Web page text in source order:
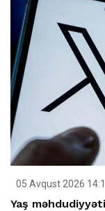
05 Avqust 2026
Yaş